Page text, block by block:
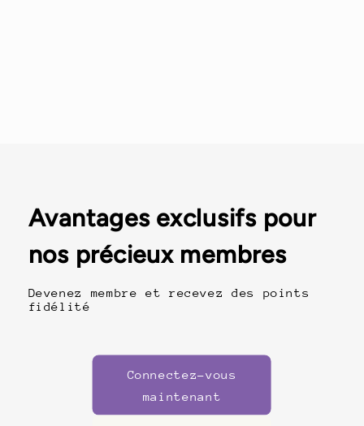
Avantages exclusifs pour
nos précieux membres
Devenez membre et recevez des points
fidélité
Connectez-vous
maintenant